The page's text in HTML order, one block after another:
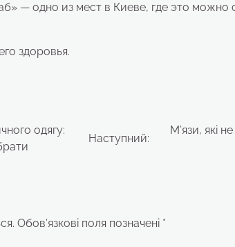
— одно из мест в Киеве, где это можно
здоровья.
одягу:
Наступний:
М’язи, які
Обов’язкові поля позначені *